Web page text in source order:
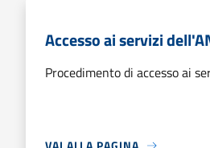
Accesso ai servizi
Procedimento di accesso ai